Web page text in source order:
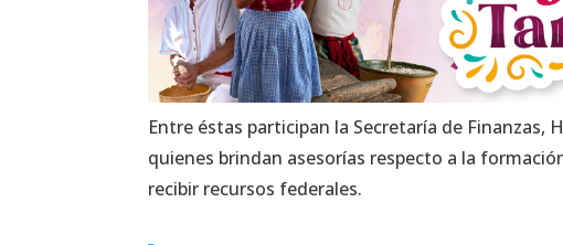
Entre éstas participan la Secretaría de Finanzas,
quienes brindan asesorías respecto a la
recibir recursos federales.